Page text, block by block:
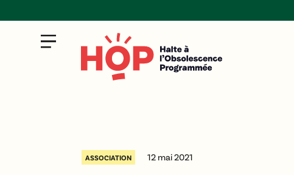
ASSOCIATION 12 mai 2021